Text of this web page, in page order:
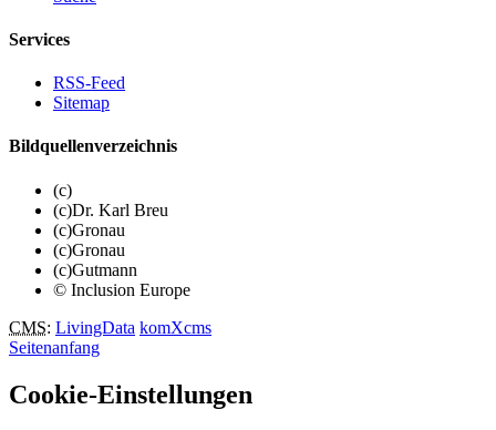
Services
RSS-Feed
Sitemap
Bildquellenverzeichnis
(c)
(c)Dr. Karl Breu
(c)Gronau
(c)Gronau
(c)Gutmann
© Inclusion Europe
CMS: LivingData komXcms
Seitenanfang
Cookie-Einstellungen